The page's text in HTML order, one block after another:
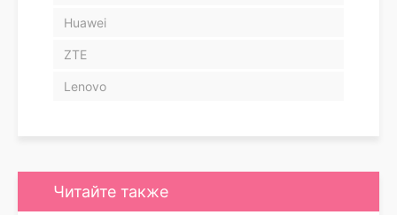
Huawei
ZTE
Lenovo
Читайте также